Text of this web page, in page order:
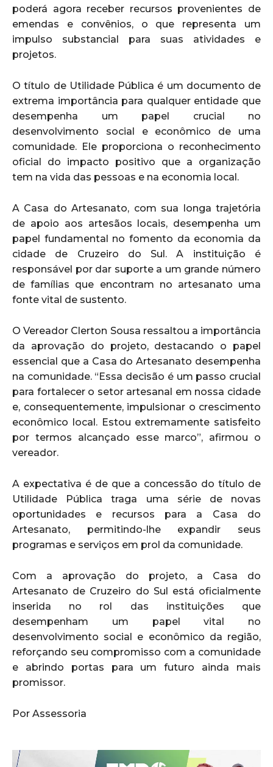
poderá agora receber recursos provenientes de
emendas e convênios, o que representa um
impulso substancial para suas atividades e
projetos.
O título de Utilidade Pública é um documento de
extrema importância para qualquer entidade que
desempenha um papel crucial no
desenvolvimento social e econômico de uma
comunidade. Ele proporciona o reconhecimento
oficial do impacto positivo que a organização
tem na vida das pessoas e na economia local.
A Casa do Artesanato, com sua longa trajetória
de apoio aos artesãos locais, desempenha um
papel fundamental no fomento da economia da
cidade de Cruzeiro do Sul. A instituição é
responsável por dar suporte a um grande número
de famílias que encontram no artesanato uma
fonte vital de sustento.
O Vereador Clerton Sousa ressaltou a importância
da aprovação do projeto, destacando o papel
essencial que a Casa do Artesanato desempenha
na comunidade. “Essa decisão é um passo crucial
para fortalecer o setor artesanal em nossa cidade
e, consequentemente, impulsionar o crescimento
econômico local. Estou extremamente satisfeito
por termos alcançado esse marco”, afirmou o
vereador.
A expectativa é de que a concessão do título de
Utilidade Pública traga uma série de novas
oportunidades e recursos para a Casa do
Artesanato, permitindo-lhe expandir seus
programas e serviços em prol da comunidade.
Com a aprovação do projeto, a Casa do
Artesanato de Cruzeiro do Sul está oficialmente
inserida no rol das instituições que
desempenham um papel vital no
desenvolvimento social e econômico da região,
reforçando seu compromisso com a comunidade
e abrindo portas para um futuro ainda mais
promissor.
Por Assessoria